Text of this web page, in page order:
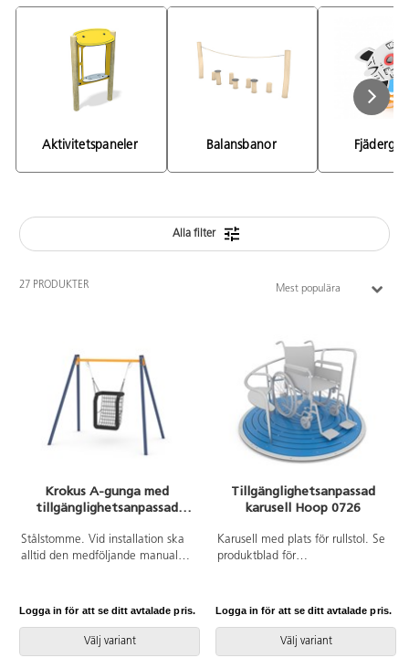
Aktivitetspaneler Balansbanor
Alla filter
27 PRODUKTER Mest populära
Krokus A-gunga med
tillgänglighetsanpassad
Stålstomme. Vid installation ska
alltid den medföljande manualen
Leverantörens artikelnummer
markförankring K1.
Logga in för att se ditt avtalade pris.
Välj variant
Tillgänglighetsanpassad
karusell Hoop 0726
Karusell med plats för rullstol. Se
produktblad för
medföljande manualen
finns att tillgå på begäran.
Inkluderar markförankring K15.
Logga in för att se ditt avtalade pris.
Välj variant